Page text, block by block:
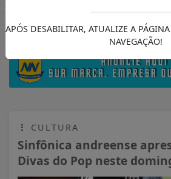
CULTURA
Sinfônica andreense
Divas do Pop neste
APÓS DESABILITAR, ATUALIZE A
NAVEGAÇÃO!